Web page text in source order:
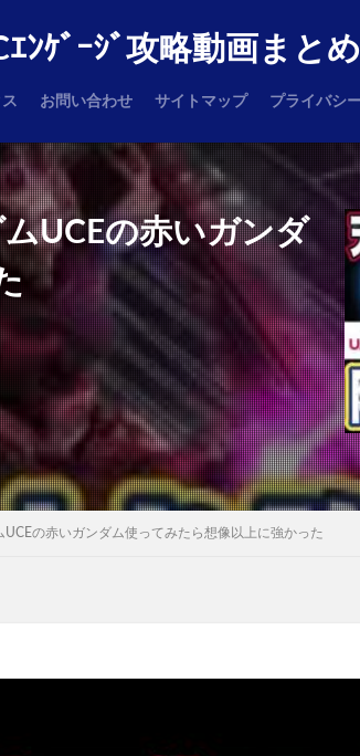
ｴﾝｹﾞｰｼﾞ攻略動画まとめ
お問い合わせ サイトマップ プライバシ
UCEの赤いガンダ
UCEの赤いガンダム使ってみたら想像以上に強かった